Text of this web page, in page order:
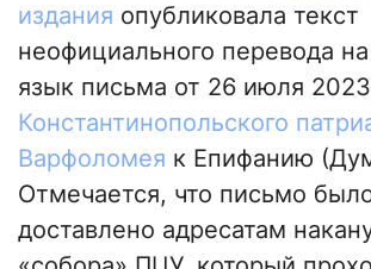
издания опубликовала текст
неофициального перевода
язык письма от 26 июля 2023
Константинопольского
Варфоломея к Епифанию
Отмечается, что письмо
доставлено адресатам